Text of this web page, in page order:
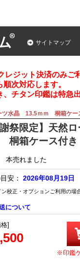
サイトマップ
ジット決済のみご
次対応します。
チタン印鑑は特急出
ツ水晶 13.5ｍｍ 桐箱ケー
謝祭限定】天然
桐箱ケース付き
本売れました
安： 2026年08月19日
ン校正・オプションご利用の場
について
格]
※印鑑